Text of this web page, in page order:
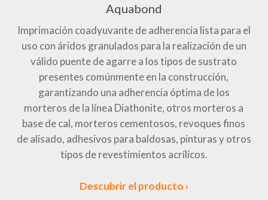
Aquabond
Imprimación coadyuvante de adherencia lista para el
uso con áridos granulados para la realización de un
válido puente de agarre a los tipos de sustrato
presentes comúnmente en la construcción,
garantizando una adherencia óptima de los
morteros de la línea Diathonite, otros morteros a
base de cal, morteros cementosos, revoques finos
de alisado, adhesivos para baldosas, pinturas y otros
tipos de revestimientos acrílicos.
Descubrir el producto ›